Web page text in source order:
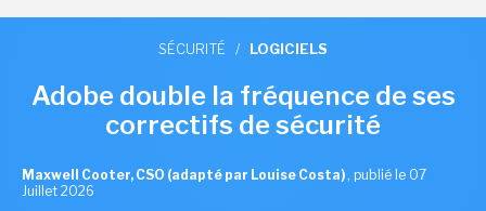
SÉCURITÉ / LOGICIELS
Adobe double la fréquence de ses
correctifs de sécurité
Maxwell Cooter, CSO (adapté par Louise Costa) , publié le 07
Juillet 2026